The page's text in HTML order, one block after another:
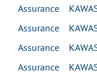
Assurance
Assurance
Assurance
Assurance